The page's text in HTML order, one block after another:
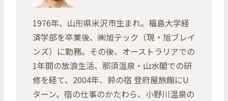
1976年、山形県米沢市生まれ。福島大学経
済学部を卒業後、㈱旭テック（現・旭ブレイ
ンズ）に勤務。その後、オーストラリアでの
1年間の放浪生活、那須温泉・山水閣での研
修を経て、2004年、鈴の宿 登府屋旅館にU
ターン。宿の仕事のかたわら、小野川温泉の